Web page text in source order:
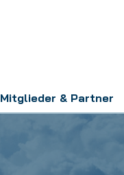
Mitglieder & Partner